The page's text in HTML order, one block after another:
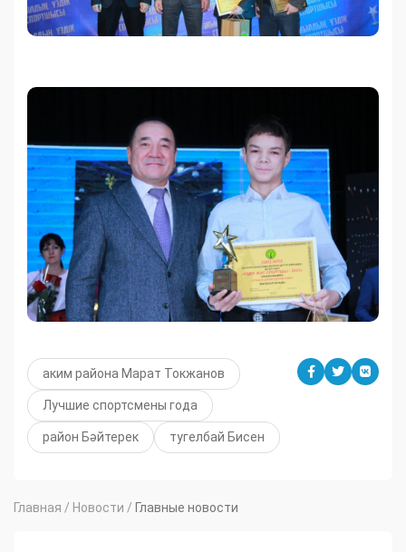
аким района Марат Токжанов
Лучшие спортсмены года
район Бәйтерек тугелбай Бисен
Главная / Новости / Главные новости